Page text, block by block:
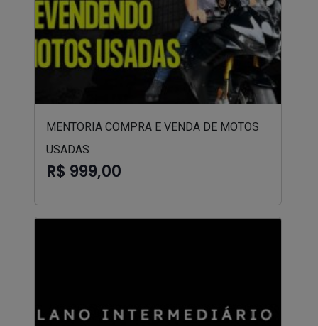
MENTORIA COMPRA E VENDA DE MOTOS
USADAS
R$ 999,00